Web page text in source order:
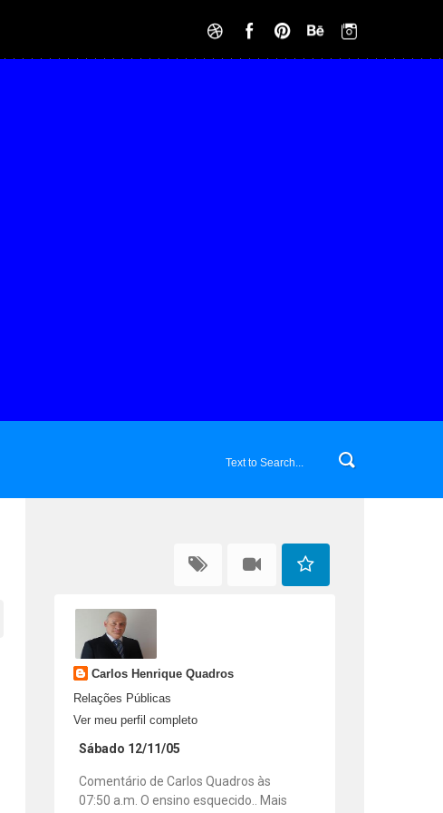
Carlos Henrique Quadros
Relações Públicas
Ver meu perfil completo
Sábado 12/11/05
Comentário de Carlos Quadros às
07:50 a.m. O ensino esquecido.. Mais